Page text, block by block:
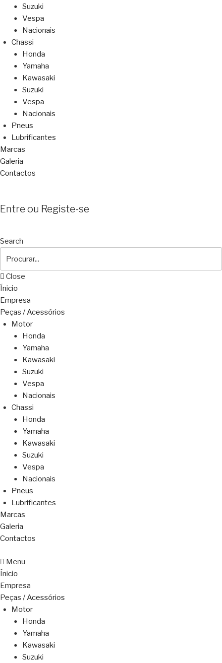
Suzuki
Vespa
Nacionais
Chassi
Honda
Yamaha
Kawasaki
Suzuki
Vespa
Nacionais
Pneus
Lubrificantes
Marcas
Galeria
Contactos
Entre ou Registe-se
Search
Close
Ínicio
Empresa
Peças / Acessórios
Motor
Honda
Yamaha
Kawasaki
Suzuki
Vespa
Nacionais
Chassi
Honda
Yamaha
Kawasaki
Suzuki
Vespa
Nacionais
Pneus
Lubrificantes
Marcas
Galeria
Contactos
Menu
Ínicio
Empresa
Peças / Acessórios
Motor
Honda
Yamaha
Kawasaki
Suzuki